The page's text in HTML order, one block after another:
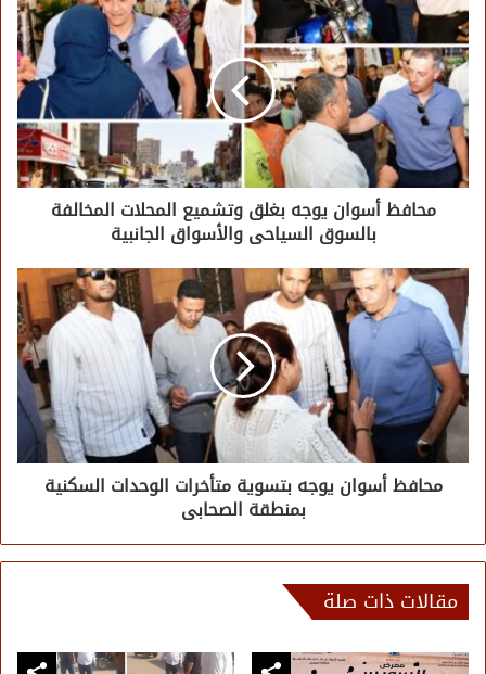
محافظ أسوان يوجه بغلق وتشميع المحلات المخالفة
بالسوق السياحى والأسواق الجانبية
محافظ أسوان يوجه بتسوية متأخرات الوحدات السكنية
بمنطقة الصحابى
مقالات ذات صلة